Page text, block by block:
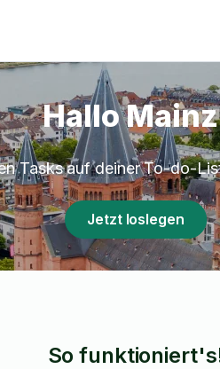
Hallo
Tasks auf deiner To-do-
Jetzt loslegen
So